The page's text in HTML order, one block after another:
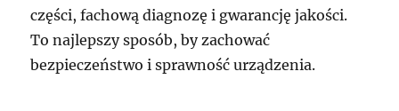
części, fachową diagnozę i gwarancję jakości.
To najlepszy sposób, by zachować
bezpieczeństwo i sprawność urządzenia.